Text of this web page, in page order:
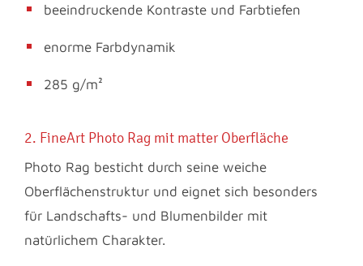
beeindruckende Kontraste und Farbtiefen
enorme Farbdynamik
285 g/m²
2. FineArt Photo Rag mit matter Oberfläche
Photo Rag besticht durch seine weiche
Oberflächenstruktur und eignet sich besonders
für Landschafts- und Blumenbilder mit
natürlichem Charakter.